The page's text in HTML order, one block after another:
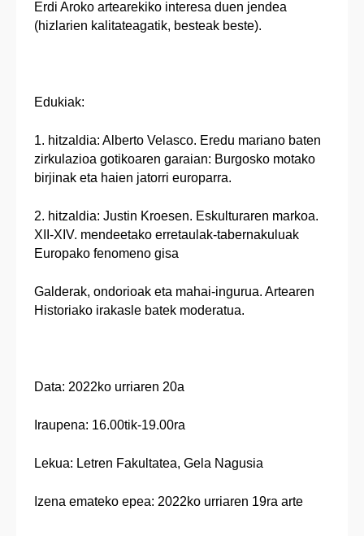
Erdi Aroko artearekiko interesa duen jendea
(hizlarien kalitateagatik, besteak beste).
Edukiak:
1. hitzaldia: Alberto Velasco. Eredu mariano baten
zirkulazioa gotikoaren garaian: Burgosko motako
birjinak eta haien jatorri europarra.
2. hitzaldia: Justin Kroesen. Eskulturaren markoa.
XII-XIV. mendeetako erretaulak-tabernakuluak
Europako fenomeno gisa
Galderak, ondorioak eta mahai-ingurua. Artearen
Historiako irakasle batek moderatua.
Data: 2022ko urriaren 20a
Iraupena: 16.00tik-19.00ra
Lekua: Letren Fakultatea, Gela Nagusia
Izena emateko epea: 2022ko urriaren 19ra arte